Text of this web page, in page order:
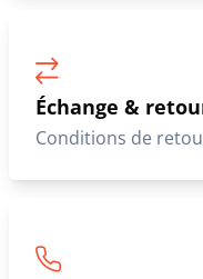
Échange &
Conditions de